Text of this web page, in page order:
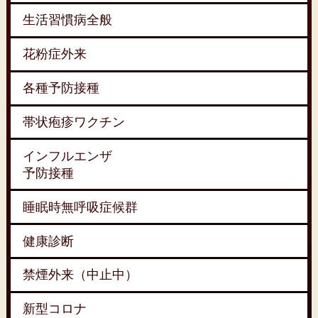
生活習慣病全般
花粉症外来
各種予防接種
帯状疱疹ワクチン
インフルエンザ
予防接種
睡眠時無呼吸症候群
健康診断
禁煙外来（中止中）
新型コロナ